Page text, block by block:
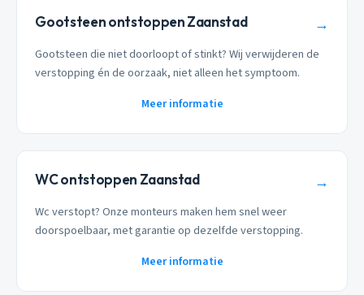
Gootsteen ontstoppen Zaanstad →
Gootsteen die niet doorloopt of stinkt? Wij verwijderen de
verstopping én de oorzaak, niet alleen het symptoom.
Meer informatie
WC ontstoppen Zaanstad →
Wc verstopt? Onze monteurs maken hem snel weer
doorspoelbaar, met garantie op dezelfde verstopping.
Meer informatie